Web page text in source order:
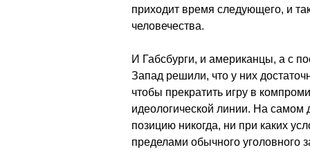
приходит время следующего, и
человечества.
И Габсбурги, и американцы, а с
Запад решили, что у них
чтобы прекратить игру в
идеологической линии. На
позицию никогда, ни при каких
пределами обычного уголовного